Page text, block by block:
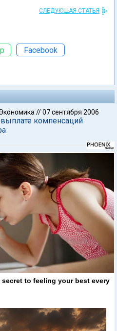
СЛЕДУЮЩАЯ СТАТЬЯ
Facebook
//07 сентября 2006
компенсаций
to feeling your best every